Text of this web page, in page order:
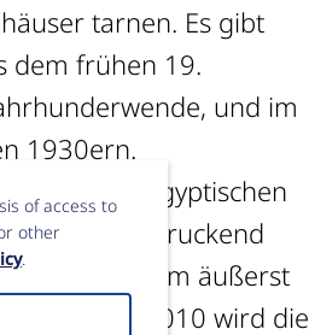
tarnen. Es gibt
dem frühen 19.
und im
1930ern.
des ägyptischen
beeindruckend
zu einem äußerst
Dezember 2010 wird die
of access to
other
.